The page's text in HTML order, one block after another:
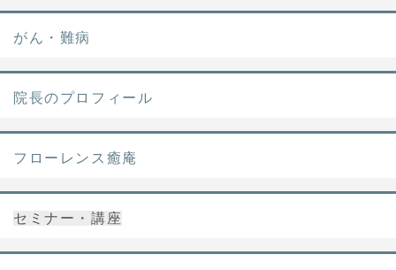
がん・難病
院長のプロフィール
フローレンス癒庵
セミナー・講座